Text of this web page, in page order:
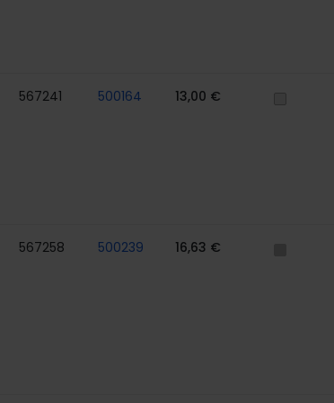
567241 500164 13,00 €
567258 500239 16,63 €